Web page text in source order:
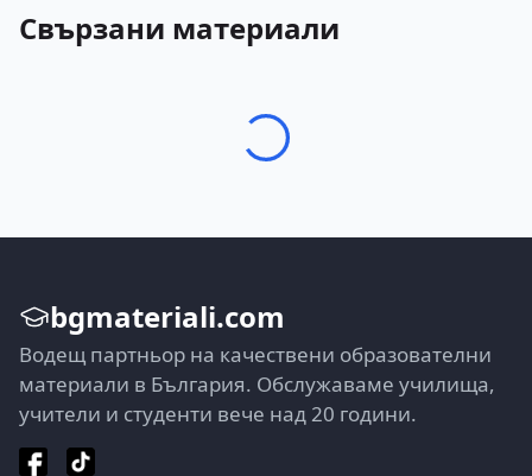
Свързани материали
bgmateriali.com
Водещ партньор на качествени образователни
материали в България. Обслужаваме училища,
учители и студенти вече над 20 години.